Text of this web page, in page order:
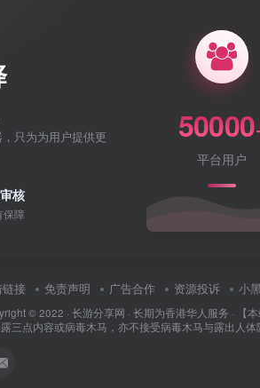
只为为用户提供更
核
保障
50000
平台用户
接 免责声明 广告合作 资源投诉 小
© 2022 · 长游分享网 · 长期为香港华人服务 · 【
三点内容或病毒木马，亦不接受病毒木马与露出人体